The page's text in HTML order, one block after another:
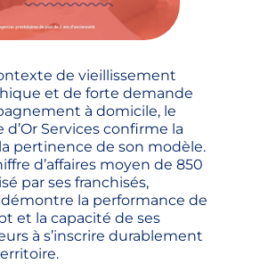
de vieillissement
et de forte demande
à domicile, le
d’Or Services confirme la
pertinence de son modèle.
d’affaires moyen de 850
par ses franchisés,
démontre la performance de
et la capacité de ses
à s’inscrire durablement